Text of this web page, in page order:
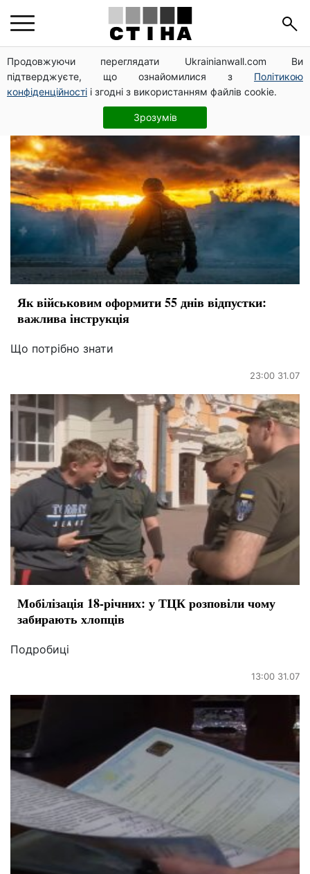
Продовжуючи переглядати Ukrainianwall.com Ви
підтверджуєте, що ознайомилися з Політикою
конфіденційності і згодні з використанням файлів cookie.
Зрозумів
Военное положение
Як військовим оформити 55 днів відпустки:
важлива інструкція
Що потрібно знати
23:00 31.07
Мобілізація 18-річних: у ТЦК розповіли чому
забирають хлопців
Подробиці
13:00 31.07